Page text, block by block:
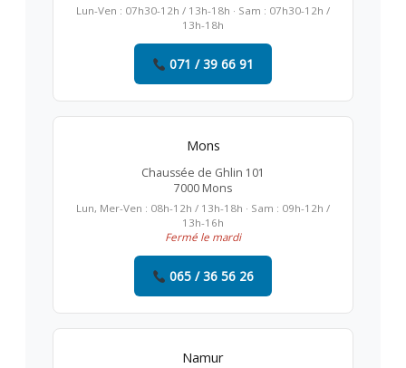
Lun-Ven : 07h30-12h / 13h-18h · Sam : 07h30-12h /
13h-18h
071 / 39 66 91
Mons
Chaussée de Ghlin 101
7000 Mons
Lun, Mer-Ven : 08h-12h / 13h-18h · Sam : 09h-12h /
13h-16h
Fermé le mardi
065 / 36 56 26
Namur